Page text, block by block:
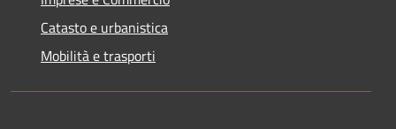
Catasto e urbanistica
Mobilità e trasporti